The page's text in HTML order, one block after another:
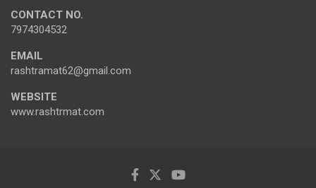
CONTACT NO.
7974304532
EMAIL
rashtramat62@gmail.com
WEBSITE
www.rashtrmat.com